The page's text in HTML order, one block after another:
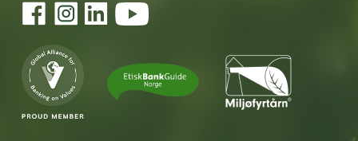
FacebookInstagramLinkedInYouTube